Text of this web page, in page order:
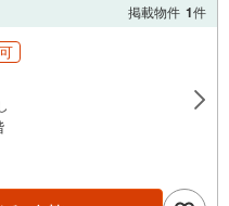
掲載物件 1件